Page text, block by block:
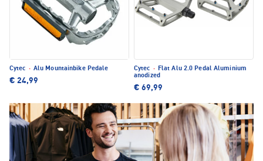
Cytec · Alu Mountainbike Pedale
€ 24,99
Cytec ·
Flat Alu 2.0 Pedal Aluminium
anodized
€ 69,99